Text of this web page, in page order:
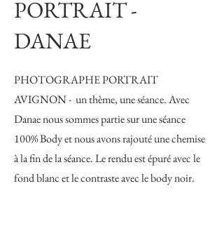
PORTRAIT -
DANAE
PHOTOGRAPHE PORTRAIT
AVIGNON - un thème, une séance. Avec
Danae nous sommes partie sur une séance
100% Body et nous avons rajouté une chemise
à la fin de la séance. Le rendu est épuré avec le
fond blanc et le contraste avec le body noir.